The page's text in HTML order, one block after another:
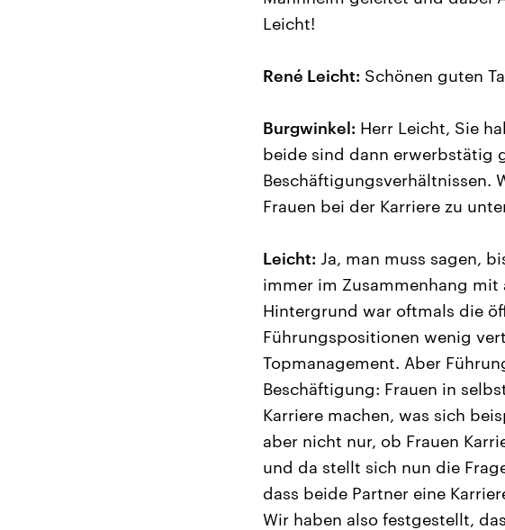
Leicht!
René Leicht: Schönen guten
Burgwinkel: Herr Leicht, Sie
beide sind dann erwerbstätig
Beschäftigungsverhältnissen.
Frauen bei der Karriere zu
Leicht: Ja, man muss sagen,
immer im Zusammenhang
Hintergrund war oftmals die
Führungspositionen wenig
Topmanagement. Aber
Beschäftigung: Frauen in
Karriere machen, was sich
aber nicht nur, ob Frauen
und da stellt sich nun die
dass beide Partner eine
Wir haben also festgestellt,